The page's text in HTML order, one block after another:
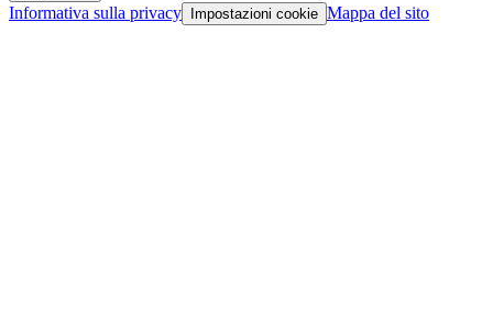
Informativa sulla privacy Impostazioni cookie Mappa del sito